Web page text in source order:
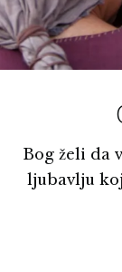
Bog želi da
ljubavlju